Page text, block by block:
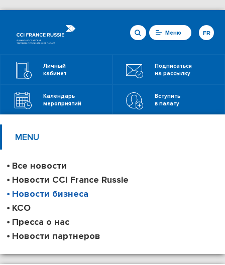
Меню
Личный
кабинет
Подписаться
на рассылку
Календарь
мероприятий
Вступить
в палату
FR
MENU
Все новости
Новости CCI France Russie
Новости бизнеса
КСО
Пресса о нас
Новости партнеров